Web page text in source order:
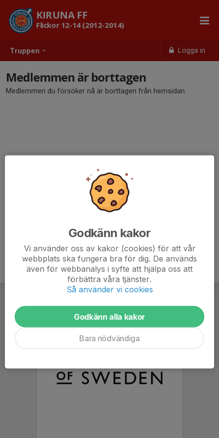
Truppen Logga in
KIRUNA FF
Flickor 12-14 (2012-2014)
Medlemmen är borttagen
Medlemmen du försöker nå är borttagen från hemsidan.
Godkänn kakor
Vi använder oss av kakor (cookies) för att vår
webbplats ska fungera bra för dig. De används
även för webbanalys i syfte att hjälpa oss att
förbättra våra tjänster.
Så använder vi cookies
Godkänn alla kakor
Bara nödvändiga